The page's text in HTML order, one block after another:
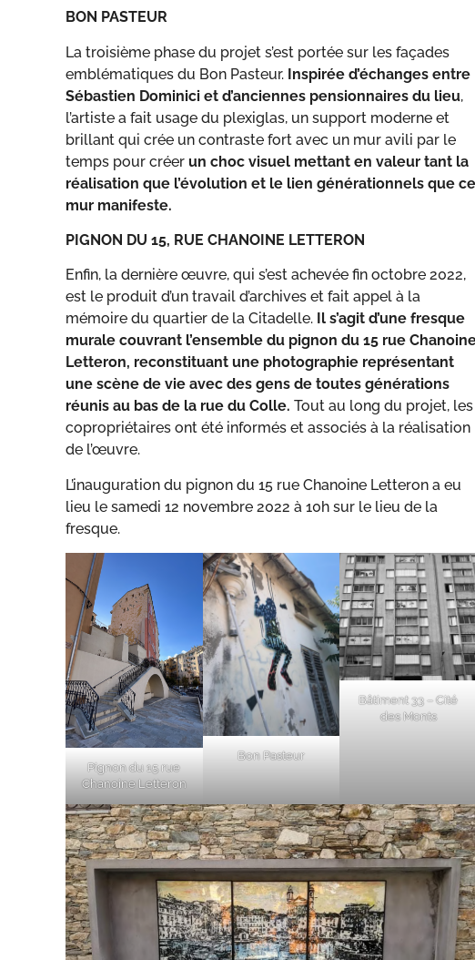
BON PASTEUR
La troisième phase du projet s’est portée sur les façades
emblématiques du Bon Pasteur. Inspirée d’échanges entre
Sébastien Dominici et d’anciennes pensionnaires du lieu,
l’artiste a fait usage du plexiglas, un support moderne et
brillant qui crée un contraste fort avec un mur avili par le
temps pour créer un choc visuel mettant en valeur tant la
réalisation que l’évolution et le lien générationnels que ce
mur manifeste.
PIGNON DU 15, RUE CHANOINE LETTERON
Enfin, la dernière œuvre, qui s’est achevée fin octobre 2022,
est le produit d’un travail d’archives et fait appel à la
mémoire du quartier de la Citadelle. Il s’agit d’une fresque
murale couvrant l’ensemble du pignon du 15 rue
Letteron, reconstituant une photographie représentant
une scène de vie avec des gens de toutes générations
réunis au bas de la rue du Colle. Tout au long du projet, les
copropriétaires ont été informés et associés à la réalisation
de l’œuvre.
L’inauguration du pignon du 15 rue Chanoine Letteron a eu
lieu le samedi 12 novembre 2022 à 10h sur le lieu de la
fresque.
Pignon du 15 rue
Chanoine Letteron
Bon Pasteur
Bâtiment 33 – Cité
des Monts